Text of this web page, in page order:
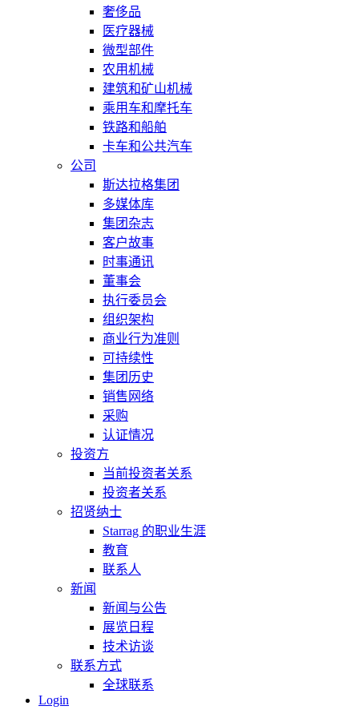
奢侈品
医疗器械
微型部件
农用机械
建筑和矿山机械
乘用车和摩托车
铁路和船舶
卡车和公共汽车
公司
斯达拉格集团
多媒体库
集团杂志
客户故事
时事通讯
董事会
执行委员会
组织架构
商业行为准则
可持续性
集团历史
销售网络
采购
认证情况
投资方
当前投资者关系
投资者关系
招贤纳士
Starrag 的职业生涯
教育
联系人
新闻
新闻与公告
展览日程
技术访谈
联系方式
全球联系
Login